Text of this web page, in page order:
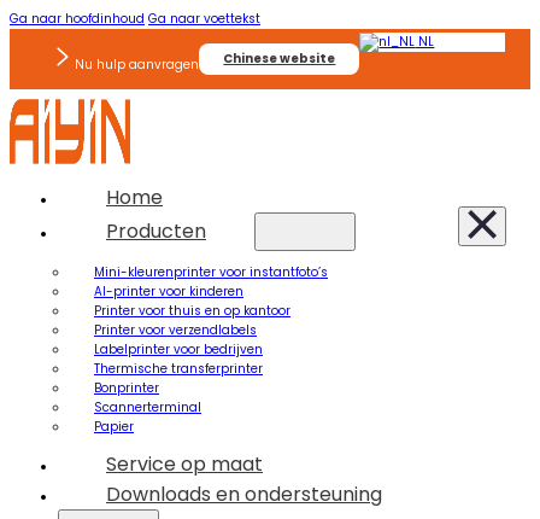
Ga naar hoofdinhoud Ga naar voettekst
Nu hulp aanvragen Chinese website
NL
Home
Producten
Mini-kleurenprinter voor instantfoto’s
AI-printer voor kinderen
Printer voor thuis en op kantoor
Printer voor verzendlabels
Labelprinter voor bedrijven
Thermische transferprinter
Bonprinter
Scannerterminal
Papier
Service op maat
Downloads en ondersteuning